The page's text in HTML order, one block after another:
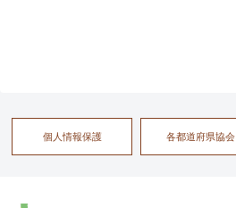
個人情報保護 各都道府県協会